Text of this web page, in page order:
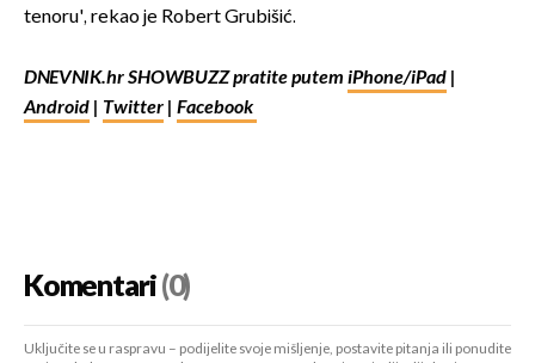
tenoru', rekao je Robert Grubišić.
DNEVNIK.hr SHOWBUZZ pratite putem iPhone/iPad |
Android | Twitter | Facebook
Komentari(0)
Uključite se u raspravu – podijelite svoje mišljenje, postavite pitanja ili ponudite